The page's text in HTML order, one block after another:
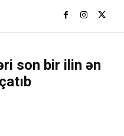
son bir ilin ən